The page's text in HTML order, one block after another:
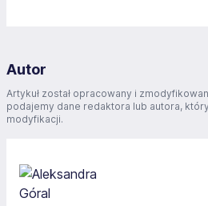
Autor
Artykuł został opracowany i
podajemy dane redaktora lub autora,
modyfikacji.